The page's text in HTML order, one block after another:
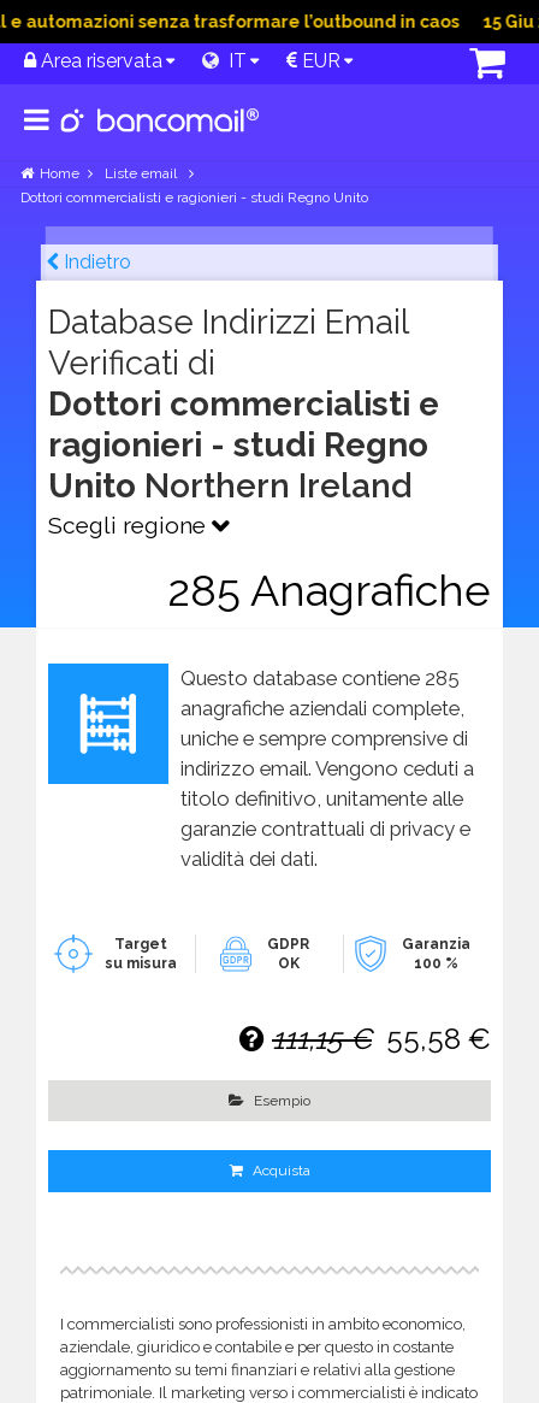
senza trasformare l’outbound in caos 15 Giu
Area riservata IT EUR
Home
Liste email
Dottori commercialisti e ragionieri - studi Regno Unito
Indietro
Database Indirizzi Email
Verificati di
Dottori commercialisti e
ragionieri - studi Regno
Unito Northern Ireland
Scegli regione
285 Anagrafiche
Questo database contiene 285
anagrafiche aziendali complete,
uniche e sempre comprensive di
indirizzo email. Vengono ceduti a
titolo definitivo, unitamente alle
garanzie contrattuali di privacy e
validità dei dati.
Target
su misura
GDPR
OK
Garanzia
100 %
111,15 € 55,58 €
Esempio
Acquista
I commercialisti sono professionisti in ambito economico,
aziendale, giuridico e contabile e per questo in costante
aggiornamento su temi finanziari e relativi alla gestione
patrimoniale. Il marketing verso i commercialisti è indicato